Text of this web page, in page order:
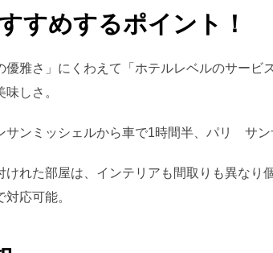
すめするポイント！
優雅さ」にくわえて「ホテルレベルのサー
しさ。
ンミッシェルから車で1時間半、パリ サン
けれた部屋は、インテリアも間取りも異なり
応可能。